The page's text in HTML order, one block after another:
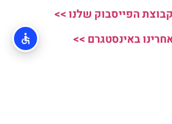
הפייסבוק שלנו >>
באינסטגרם >>